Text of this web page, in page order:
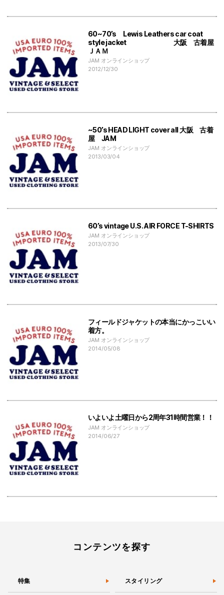
60~70’s Lewis Leathers car coat
style jacket 大阪 古着屋
ＪＡＭ
JAM オンラインショップ
2012/12/30
~50’s HEAD LIGHT cover all 大阪 古着
屋 JAM
JAM オンラインショップ
2013/03/04
60’s vintage U.S. AIR FORCE T-SHIRTS
JAM オンラインショップ
2013/07/30
フィールドジャケットの本当にかっこいい
着方。
JAM オンラインショップ
2014/05/08
いよいよ土曜日から2周年31時間営業！！
JAM オンラインショップ
2014/06/27
コンテンツを探す
特集 スタイリング